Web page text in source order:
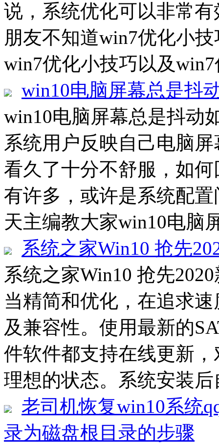
说，系统优化可以非常
朋友不知道win7优化小
win7优化小技巧以及
win10电脑屏幕总是抖
win10电脑屏幕总是抖动
系统用户反映自己电脑
看久了十分不舒服，如
有许多，或许是系统配
天主编教大家win10电脑
系统之家Win10 抢先
系统之家Win10 抢先
当精简和优化，在追求
及兼容性。使用最新的
件软件都支持在线更新
理想的状态。系统安装
老司机恢复win10系统
录为磁盘根目录的步骤